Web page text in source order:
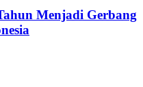
Menjadi Gerbang